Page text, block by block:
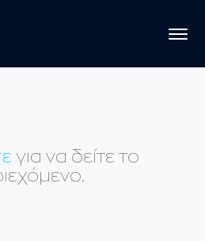
για να δείτε το